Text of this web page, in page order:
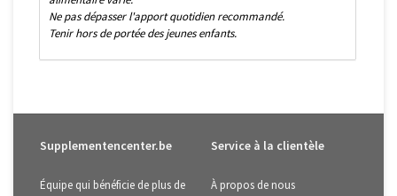
Ne pas dépasser l'apport quotidien recommandé.
Tenir hors de portée des jeunes enfants.
Supplementencenter.be
Équipe qui bénéficie de plus de
Service à la clientèle
À propos de nous